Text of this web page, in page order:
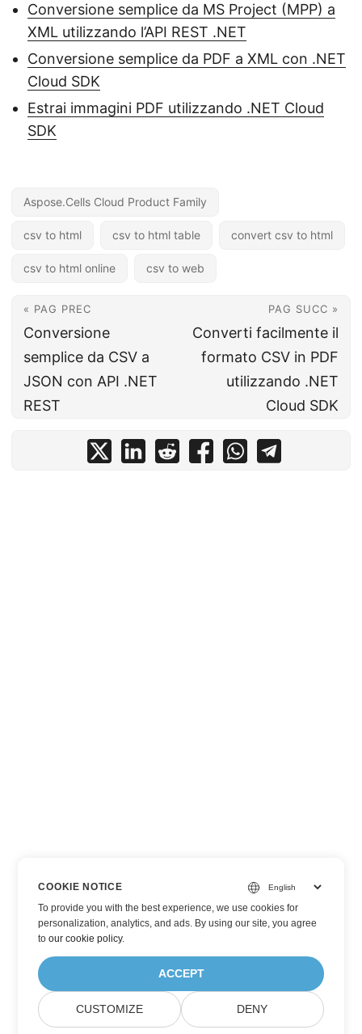
Conversione semplice da MS Project (MPP) a
XML utilizzando l’API REST .NET
Conversione semplice da PDF a XML con .NET
Cloud SDK
Estrai immagini PDF utilizzando .NET Cloud
SDK
Aspose.Cells Cloud Product Family
csv to html csv to html table convert csv to html
csv to html online csv to web
« PAG PREC
Conversione
semplice da CSV a
JSON con API .NET
REST
PAG SUCC »
Converti facilmente il
formato CSV in PDF
utilizzando .NET
Cloud SDK
COOKIE NOTICE
To provide you with the best experience, we use cookies for
personalization, analytics, and ads. By using our site, you agree
toour cookie policy.
ACCEPT
CUSTOMIZE DENY